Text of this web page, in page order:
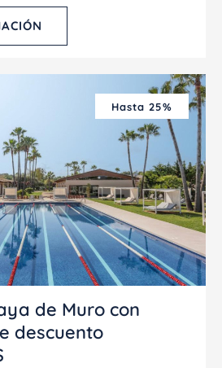
Hasta 25%
de Muro con
descuento